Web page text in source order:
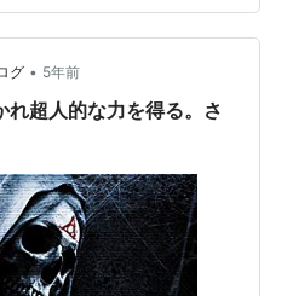
× dTV 〇(定額見放題) Video
グ • 5年前
超人的な力を得る。さ